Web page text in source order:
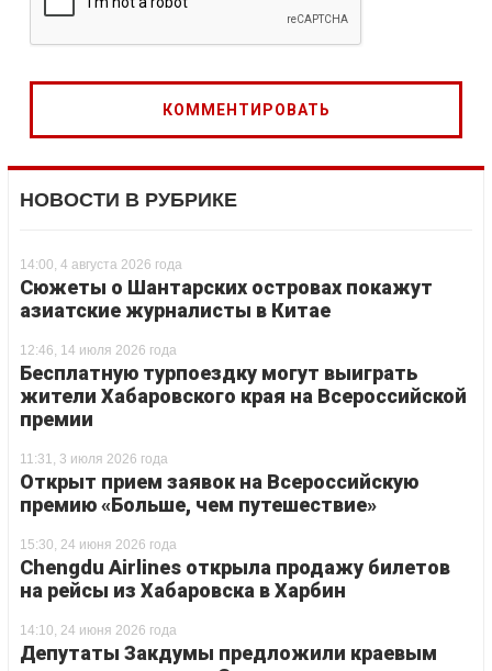
НОВОСТИ В РУБРИКЕ
14:00, 4 августа 2026 года
Сюжеты о Шантарских островах покажут
азиатские журналисты в Китае
12:46, 14 июля 2026 года
Бесплатную турпоездку могут выиграть
жители Хабаровского края на Всероссийской
премии
11:31, 3 июля 2026 года
Открыт прием заявок на Всероссийскую
премию «Больше, чем путешествие»
15:30, 24 июня 2026 года
Chengdu Airlines открыла продажу билетов
на рейсы из Хабаровска в Харбин
14:10, 24 июня 2026 года
Депутаты Закдумы предложили краевым